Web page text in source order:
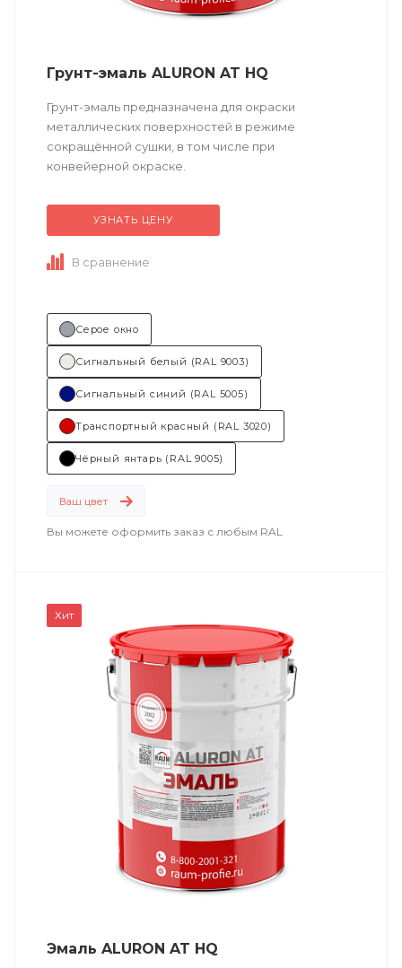
Грунт-эмаль ALURON AT HQ
Грунт-эмаль предназначена для окраски
металлических поверхностей в режиме
сокращённой сушки, в том числе при
конвейерной окраске.
Техническое описание
УЗНАТЬ ЦЕНУ
В сравнение
Серое окно
Сигнальный белый (RAL 9003)
Сигнальный синий (RAL 5005)
Транспортный красный (RAL 3020)
Чёрный янтарь (RAL 9005)
Ваш цвет
Вы можете оформить заказ с любым RAL
Хит
Эмаль ALURON AT HQ